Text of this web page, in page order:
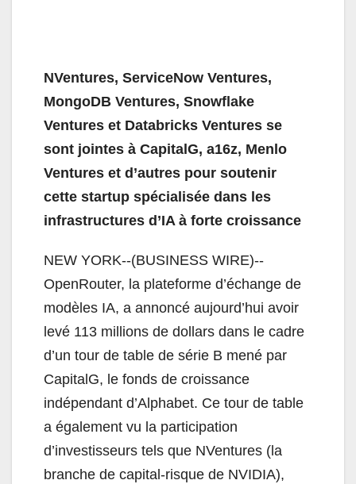
NVentures, ServiceNow Ventures,
MongoDB Ventures, Snowflake
Ventures et Databricks Ventures se
sont jointes à CapitalG, a16z, Menlo
Ventures et d’autres pour soutenir
cette startup spécialisée dans les
infrastructures d’IA à forte croissance
NEW YORK--(BUSINESS WIRE)--
OpenRouter, la plateforme d’échange de
modèles IA, a annoncé aujourd’hui avoir
levé 113 millions de dollars dans le cadre
d’un tour de table de série B mené par
CapitalG, le fonds de croissance
indépendant d’Alphabet. Ce tour de table
a également vu la participation
d’investisseurs tels que NVentures (la
branche de capital-risque de NVIDIA),